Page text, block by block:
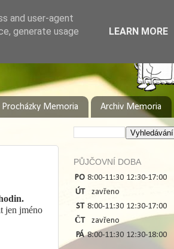
Procházky Memoria Archiv Memoria
jen jméno
PŮJČOVNÍ DOBA
PO 8:00-11:30 12:30-17:00
ÚT
zavřeno
ST 8:00-11:30 12:30-17:00
ČT
zavřeno
PÁ 8:00-11:30 12:30-18:00
and user-agent
generate usage
LEARN MORE